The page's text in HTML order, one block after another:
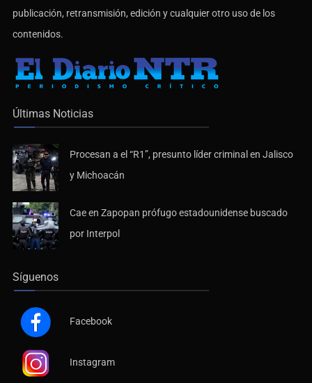
publicación, retransmisión, edición y cualquier otro uso de los
contenidos.
Últimas Noticias
Procesan a el “R1”, presunto líder criminal en Jalisco
y Michoacán
Cae en Zapopan prófugo estadounidense buscado
por Interpol
Síguenos
Facebook
Instagram